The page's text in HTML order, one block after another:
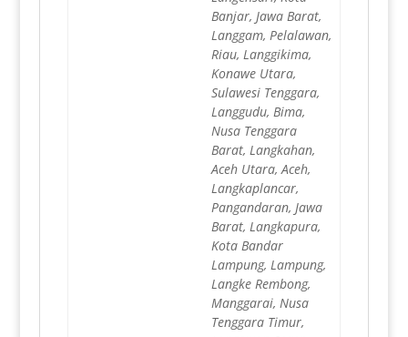
Banjar, Jawa Barat,
Langgam, Pelalawan,
Riau, Langgikima,
Konawe Utara,
Sulawesi Tenggara,
Langgudu, Bima,
Nusa Tenggara
Barat, Langkahan,
Aceh Utara, Aceh,
Langkaplancar,
Pangandaran, Jawa
Barat, Langkapura,
Kota Bandar
Lampung, Lampung,
Langke Rembong,
Manggarai, Nusa
Tenggara Timur,